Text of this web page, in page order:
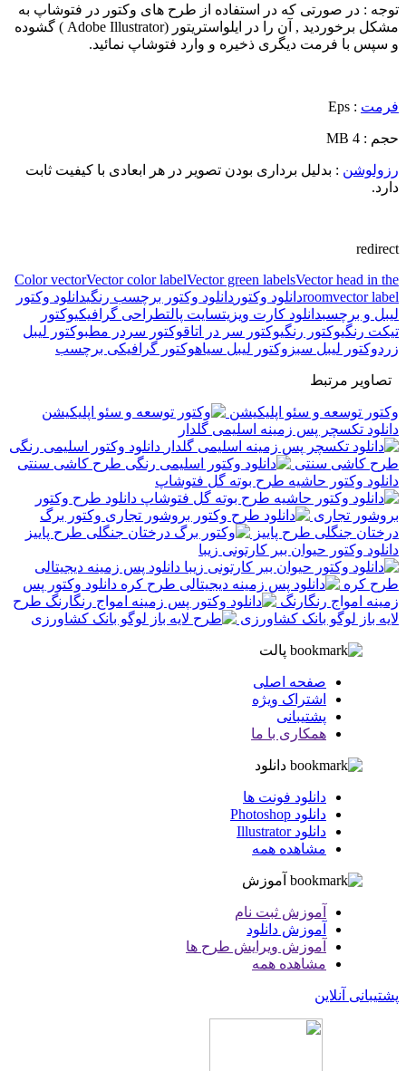
توجه : در صورتی که در استفاده از طرح های وکتور در فتوشاپ به
مشکل برخوردید , آن را در ایلواستریتور (Adobe Illustrator ) گشوده
و سپس با فرمت دیگری ذخیره و وارد فتوشاپ نمائید.
فرمت : Eps
حجم : 4 MB
رزولوشن : بدلیل برداری بودن تصویر در هر ابعادی با کیفیت ثابت
دارد.
redirect
Color vectorVector color labelVector green labelsVector head in the
roomvector label دانلود وکتور دانلود وکتور برچسب رنگیدانلود وکتور
لیبل و برچسبدانلود کارت ویزیتسایت پالتطراحی گرافیکیوکتور
تیکت رنگیوکتور رنگیوکتور سر در اتاقوکتور سردر مطبوکتور لیبل
زردوکتور لیبل سبز وکتور لیبل سیاهوکتور گرافیکی برچسب
تصاویر مرتبط
وکتور توسعه و سئو اپلیکیشن
دانلود تکسچر پس زمینه اسلیمی گلدار
دانلود وکتور اسلیمی رنگی
طرح کاشی سنتی
دانلود وکتور حاشیه طرح بوته گل فتوشاپ
دانلود طرح وکتور
بروشور تجاری
وکتور برگ
درختان جنگلی طرح پاییز
دانلود وکتور حیوان ببر کارتونی زیبا
دانلود پس زمینه دیجیتالی
طرح کره
دانلود وکتور پس
زمینه امواج رنگارنگ
طرح
لایه باز لوگو بانک کشاورزی
پالت
صفحه اصلی
اشتراک ویژه
پشتیبانی
همکاری با ما
دانلود
دانلود فونت ها
دانلود Photoshop
دانلود Illustrator
مشاهده همه
آموزش
آموزش ثبت نام
آموزش دانلود
آموزش ویرایش طرح ها
مشاهده همه
پشتیبانی آنلاین